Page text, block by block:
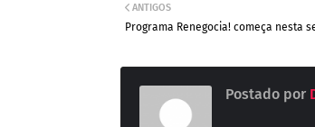
ANTIGOS
Programa Renegocia! começa nesta
Postado por